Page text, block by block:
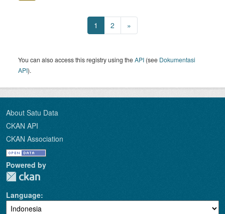
1 2 »
You can also access this registry using theAPI (see Dokumentasi
API).
About Satu Data
CKAN API
CKAN Association
Powered by
Language